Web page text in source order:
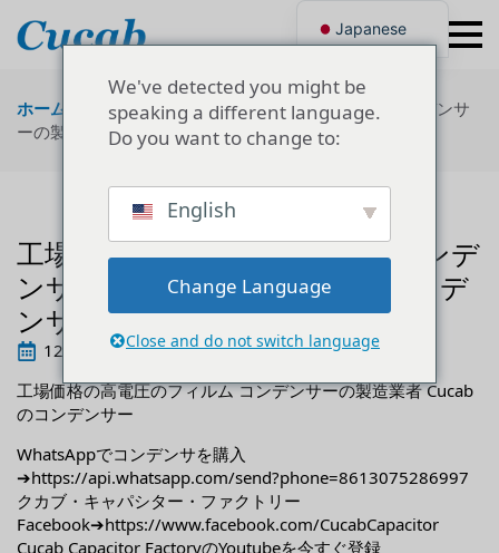
ホーム 技術情報"工場価格の高電圧のフィルム コンデンサ
ーの製造業者 Cucab のコンデンサー
工場価格の高電圧のフィルム コンデ
ンサーの製造業者 Cucab のコンデ
ンサー
12月 29th, 2022
工場価格の高電圧のフィルム コンデンサーの製造業者 Cucab
のコンデンサー
WhatsAppでコンデンサを購入
➔https://api.whatsapp.com/send?phone=8613075286997
クカブ・キャパシター・ファクトリー
Facebook➔https://www.facebook.com/CucabCapacitor
Cucab Capacitor FactoryのYoutubeを今すぐ登録
We've detected you might be
speaking a different language.
Do you want to change to:
English
Change Language
Close and do not switch language
Japanese
Korean
Portuguese
French
German
Russian
Polish
Ukrainian